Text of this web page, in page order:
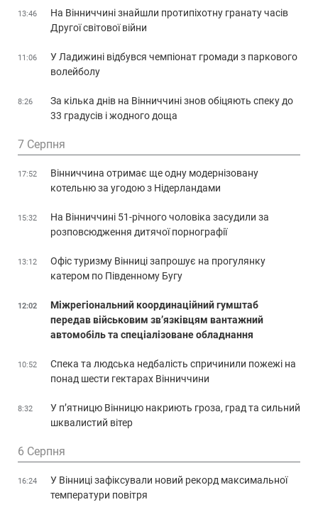
13:46
На Вінниччині знайшли протипіхотну гранату часів
Другої світової війни
11:06
У Ладижині відбувся чемпіонат громади з паркового
волейболу
8:26
За кілька днів на Вінниччині знов обіцяють спеку до
33 градусів і жодного доща
7 Серпня
17:52
Вінниччина отримає ще одну модернізовану
котельню за угодою з Нідерландами
15:32
На Вінниччині 51-річного чоловіка засудили за
розповсюдження дитячої порнографії
13:12
Офіс туризму Вінниці запрошує на прогулянку
катером по Південному Бугу
12:02
Міжрегіональний координаційний гумштаб
передав військовим зв’язківцям вантажний
автомобіль та спеціалізоване обладнання
10:52
Спека та людська недбалість спричинили пожежі на
понад шести гектарах Вінниччини
8:32
У п’ятницю Вінницю накриють гроза, град та сильний
шквалистий вітер
6 Серпня
16:24
У Вінниці зафіксували новий рекорд максимальної
температури повітря